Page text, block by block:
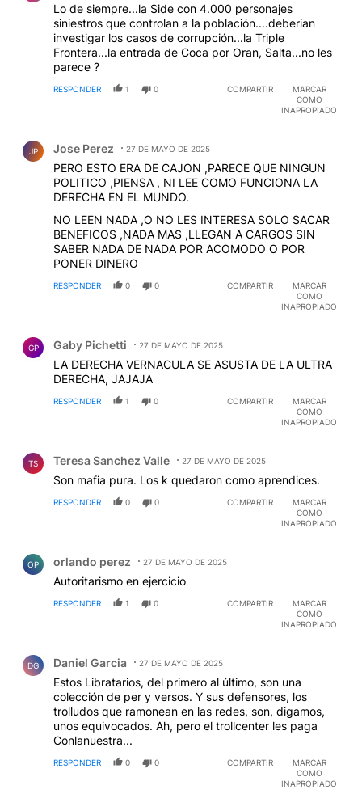
Lo de siempre...la Side con 4.000 personajes
siniestros que controlan a la población....deberian
investigar los casos de corrupción...la Triple
Frontera...la entrada de Coca por Oran, Salta...no les
parece ?
RESPONDER 1 0 COMPARTIR
MARCAR
COMO
INAPROPIADO
JP Jose Perez 27 DE MAYO DE 2025
PERO ESTO ERA DE CAJON ,PARECE QUE NINGUN
POLITICO ,PIENSA , NI LEE COMO FUNCIONA LA
DERECHA EN EL MUNDO.
NO LEEN NADA ,O NO LES INTERESA SOLO SACAR
BENEFICOS ,NADA MAS ,LLEGAN A CARGOS SIN
SABER NADA DE NADA POR ACOMODO O POR
PONER DINERO
RESPONDER 0 0 COMPARTIR
MARCAR
COMO
INAPROPIADO
GP Gaby Pichetti 27 DE MAYO DE 2025
LA DERECHA VERNACULA SE ASUSTA DE LA ULTRA
DERECHA, JAJAJA
RESPONDER 1 0 COMPARTIR
MARCAR
COMO
INAPROPIADO
TS Teresa Sanchez Valle 27 DE MAYO DE 2025
Son mafia pura. Los k quedaron como aprendices.
RESPONDER 0 0 COMPARTIR
MARCAR
COMO
INAPROPIADO
OP orlando perez 27 DE MAYO DE 2025
Autoritarismo en ejercicio
RESPONDER 1 0 COMPARTIR
MARCAR
COMO
INAPROPIADO
DG Daniel Garcia 27 DE MAYO DE 2025
Estos Libratarios, del primero al último, son una
colección de per y versos. Y sus defensores, los
trolludos que ramonean en las redes, son, digamos,
unos equivocados. Ah, pero el trollcenter les paga
Conlanuestra...
RESPONDER 0 0 COMPARTIR
MARCAR
COMO
INAPROPIADO